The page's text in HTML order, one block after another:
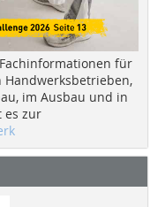
für
im Ausbau und in
es zur